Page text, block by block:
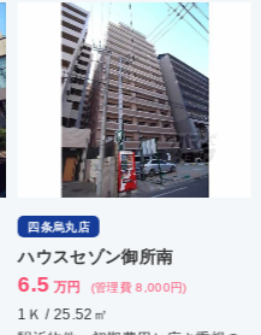
四条烏丸店
ハウスセゾン御所南
6.5 万円 (管理費 8,000円)
1Ｋ / 25.52㎡